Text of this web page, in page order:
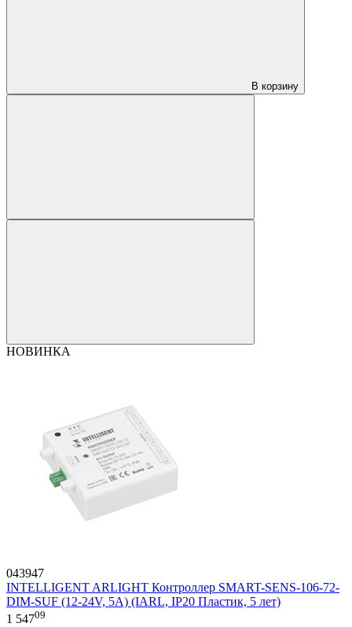
В корзину
НОВИНКА
043947
INTELLIGENT ARLIGHT Контроллер SMART-SENS-106-72-
DIM-SUF (12-24V, 5A) (IARL, IP20 Пластик, 5 лет)
1 54709